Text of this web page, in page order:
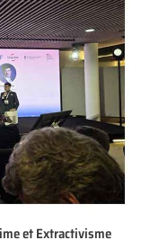
et Extractivisme